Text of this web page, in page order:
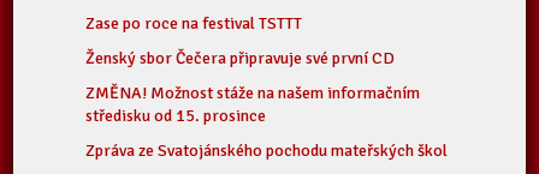
Zase po roce na festival TSTTT
Ženský sbor Čečera připravuje své první CD
ZMĚNA! Možnost stáže na našem informačním
středisku od 15. prosince
Zpráva ze Svatojánského pochodu mateřských škol